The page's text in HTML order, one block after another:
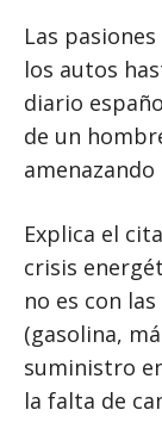
Las
los autos
diario
de un
Explica el
crisis
no es con
(gasolina,
suministro
la falta de